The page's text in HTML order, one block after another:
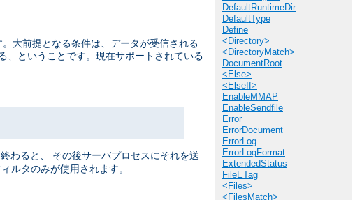
DefaultRuntimeDir
DefaultType
Define
<Directory>
<DirectoryMatch>
DocumentRoot
<Else>
<ElseIf>
EnableMMAP
EnableSendfile
Error
ErrorDocument
ErrorLog
ErrorLogFormat
ExtendedStatus
FileETag
<Files>
<FilesMatch>
大前提となる条件は、データが受信される
、ということです。現在サポートされている
わると、 その後サーバプロセスにそれを送
ルタのみが使用されます。